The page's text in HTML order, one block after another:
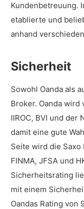
Kundenbetreuung.
etablierte und
anhand
Sicherheit
Sowohl Oanda als
Broker. Oanda wird
IIROC, BVI und der
damit eine gute
Seite wird die Saxo
FINMA, JFSA und
Sicherheitsrating
mit einem
Oandas Rating von